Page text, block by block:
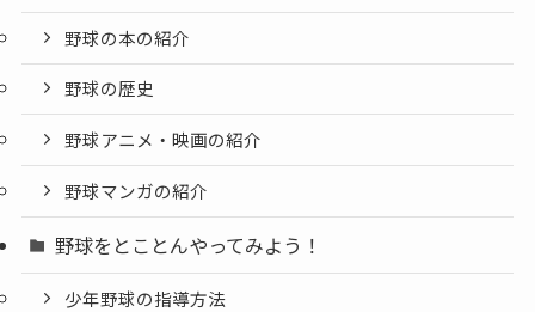
野球の本の紹介
野球の歴史
野球アニメ・映画の紹介
野球マンガの紹介
野球をとことんやってみよう！
少年野球の指導方法